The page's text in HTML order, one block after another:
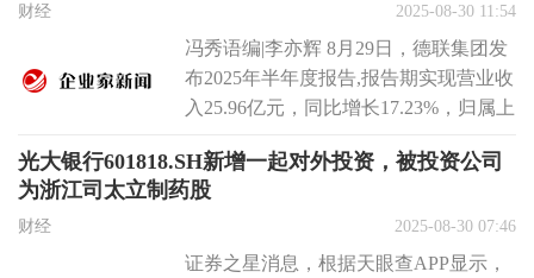
财经 2025-08-30 11:54
冯秀语编|李亦辉 8月29日，德联集团发
布2025年半年度报告,报告期实现营业收
入25.96亿元，同比增长17.23%，归属上
光大银行601818.SH新增一起对外投资，被投资公司
为浙江司太立制药股
财经 2025-08-30 07:46
证券之星消息，根据天眼查APP显示，